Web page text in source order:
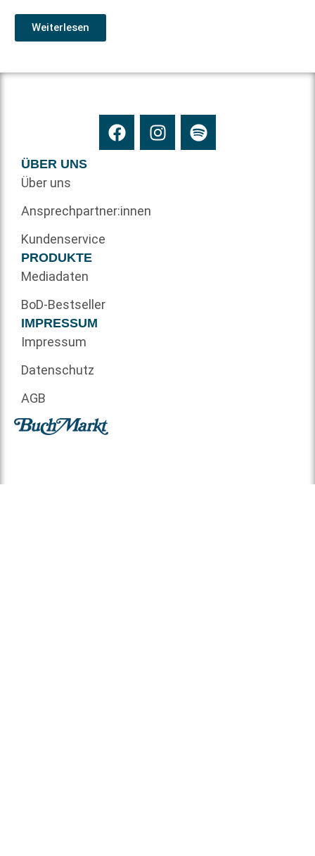
Weiterlesen
ÜBER UNS
Über uns
Ansprechpartner:innen
Kundenservice
PRODUKTE
Mediadaten
BoD-Bestseller
IMPRESSUM
Impressum
Datenschutz
AGB